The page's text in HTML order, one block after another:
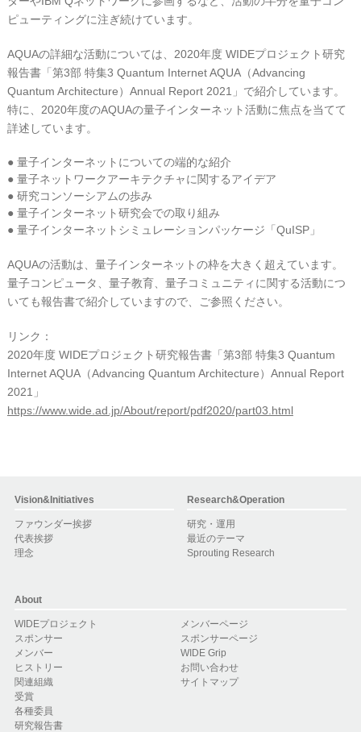
ピューティングに注ぎ続けています。
AQUAの詳細な活動については、2020年度 WIDEプロジェクト研究
報告書「第3部 特集3 Quantum Internet AQUA（Advancing
Quantum Architecture）Annual Report 2021」で紹介しています。
特に、2020年度のAQUAの量子インターネット活動に焦点を当てて
詳述しています。
● 量子インターネットについての端的な紹介
● 量子ネットワークアーキテクチャに関するアイデア
● 研究コンソーシアムの歩み
● 量子インターネット研究会での取り組み
● 量子インターネットシミュレーションパッケージ「QuISP」
AQUAの活動は、量子インターネットの枠を大きく超えています。
量子コンピュータ、量子教育、量子コミュニティに関する活動につ
いても報告書で紹介していますので、ご参照ください。
リンク：
2020年度 WIDEプロジェクト研究報告書「第3部 特集3 Quantum
Internet AQUA（Advancing Quantum Architecture）Annual Report
2021」
https://www.wide.ad.jp/About/report/pdf2020/part03.html
Vision&Initiatives
ファウンダー挨拶
代表挨拶
理念
Research&Operation
研究・運用
最近のテーマ
Sprouting Research
About
WIDEプロジェクト
スポンサー
メンバー
ヒストリー
関連組織
受賞
各種委員
研究報告書
メンバーページ
スポンサーページ
WIDE Grip
お問い合わせ
サイトマップ